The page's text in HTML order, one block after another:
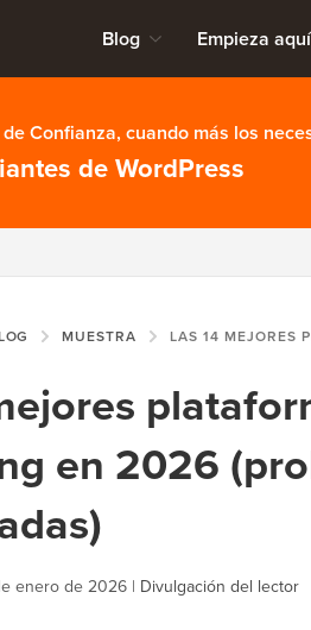
Blog Empieza aquí
Confianza, cuando más los
de WordPress
MUESTRA LAS 14 MEJORES PLATAFORMAS DE EMAIL MARKETING EN 2026 (PROBADAS Y
en 2026
enero de 2026 | Divulgación del lector